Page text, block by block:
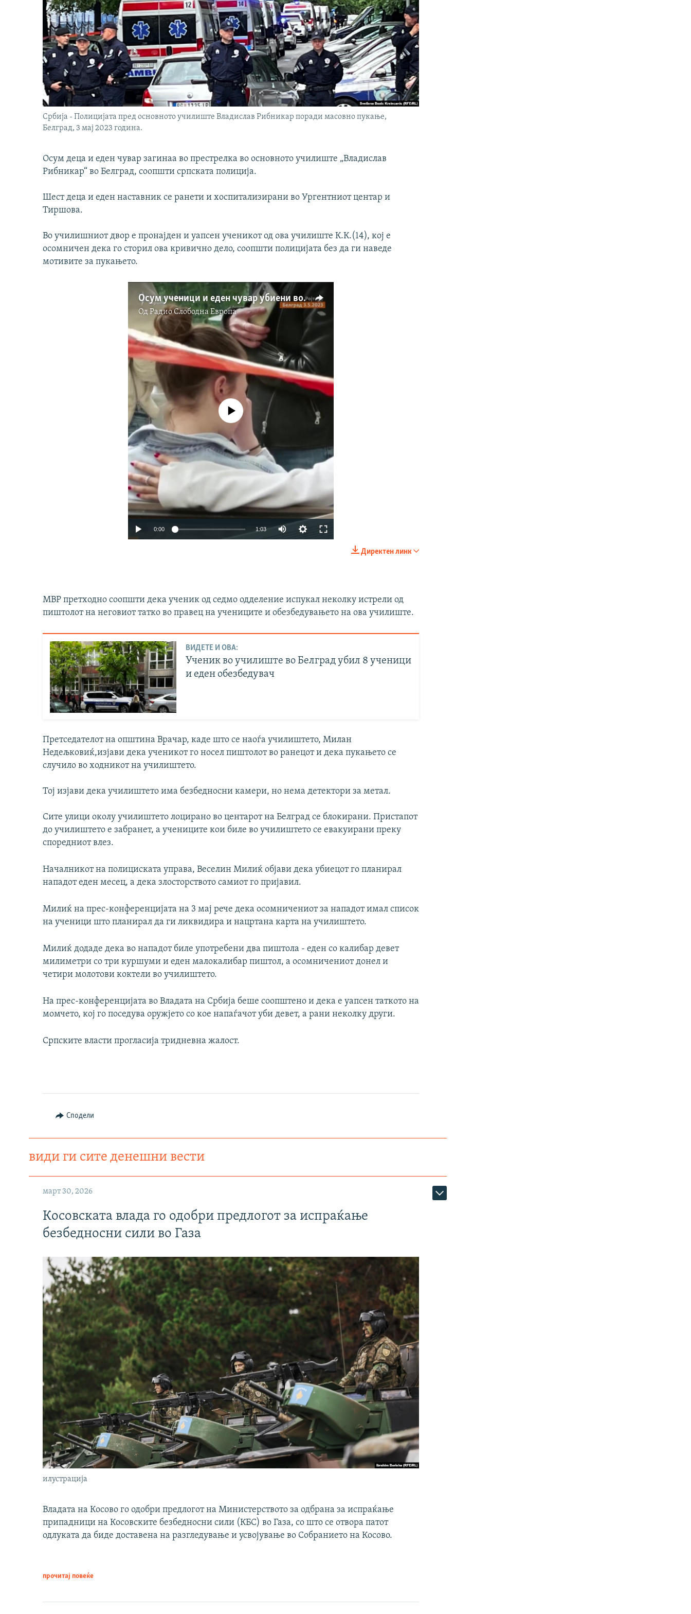
Србија - Полицијата пред основното училиште Владислав Рибникар поради масовно пукање,
Белград, 3 мај 2023 година.
Осум деца и еден чувар загинаа во престрелка во основното училиште „Владислав
Рибникар“ во Белград, соопшти српската полиција.
Шест деца и еден наставник се ранети и хоспитализирани во Ургентниот центар и
Тиршова.
Во училишниот двор е пронајден и уапсен ученикот од ова училиште К.К.(14), кој е
осомничен дека го сторил ова кривично дело, соопшти полицијата без да ги наведе
мотивите за пукањето.
Осум ученици и еден чувар убиени во пукање во училиште во Белград
ОдРадио Слободна Eвропа
Auto 240p
720p 1080p
No media source currently available
0:00 1:03
720p
1080p
Директен линк
МВР претходно соопшти дека ученик од седмо одделение испукал неколку истрели од
пиштолот на неговиот татко во правец на учениците и обезбедувањето на ова училиште.
ВИДЕТЕ И ОВА:
Ученик во училиште во Белград убил 8 ученици
и еден обезбедувач
Претседателот на општина Врачар, каде што се наоѓа училиштето, Милан
Недељковиќ,изјави дека ученикот го носел пиштолот во ранецот и дека пукањето се
случило во ходникот на училиштето.
Тој изјави дека училиштето има безбедносни камери, но нема детектори за метал.
Сите улици околу училиштето лоцирано во центарот на Белград се блокирани. Пристапот
до училиштето е забранет, а учениците кои биле во училиштето се евакуирани преку
споредниот влез.
Началникот на полициската управа, Веселин Милиќ објави дека убиецот го планирал
нападот еден месец, а дека злосторството самиот го пријавил.
Милиќ на прес-конференцијата на 3 мај рече дека осомничениот за нападот имал список
на ученици што планирал да ги ликвидира и нацртана карта на училиштето.
Милиќ додаде дека во нападот биле употребени два пиштола - еден со калибар девет
милиметри со три куршуми и еден малокалибар пиштол, а осомничениот донел и
четири молотови коктели во училиштето.
На прес-конференцијата во Владата на Србија беше соопштено и дека е уапсен таткото на
момчето, кој го поседува оружјето со кое напаѓачот уби девет, а рани неколку други.
Српските власти прогласија тридневна жалост.
Сподели
види ги сите денешни вести
март 30, 2026
Косовската влада го одобри предлогот за испраќање
безбедносни сили во Газа
илустрација
Владата на Косово го одобри предлогот на Министерството за одбрана за испраќање
припадници на Косовските безбедносни сили (КБС) во Газа, со што се отвора патот
одлуката да биде доставена на разгледување и усвојување во Собранието на Косово.
прочитај повеќе